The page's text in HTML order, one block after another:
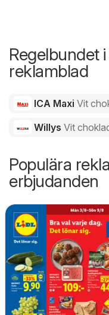
Regelbundet
reklamblad
ICA Maxi Vit
Willys Vit
Populära
erbjudanden